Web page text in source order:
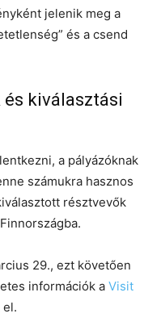
jelenik meg a
és a csend
kiválasztási
a pályázóknak
számukra hasznos
résztvevők
29., ezt követően
információk a Visit